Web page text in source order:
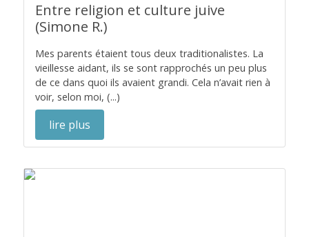
Entre religion et culture juive
(Simone R.)
Mes parents étaient tous deux traditionalistes. La
vieillesse aidant, ils se sont rapprochés un peu plus
de ce dans quoi ils avaient grandi. Cela n’avait rien à
voir, selon moi, (...)
lire plus